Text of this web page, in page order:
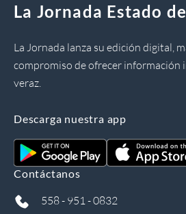
La Jornada Estado
La Jornada lanza su edición digital,
compromiso de ofrecer información
veraz.
Descarga nuestra app
Contáctanos
558 - 951 - 0832